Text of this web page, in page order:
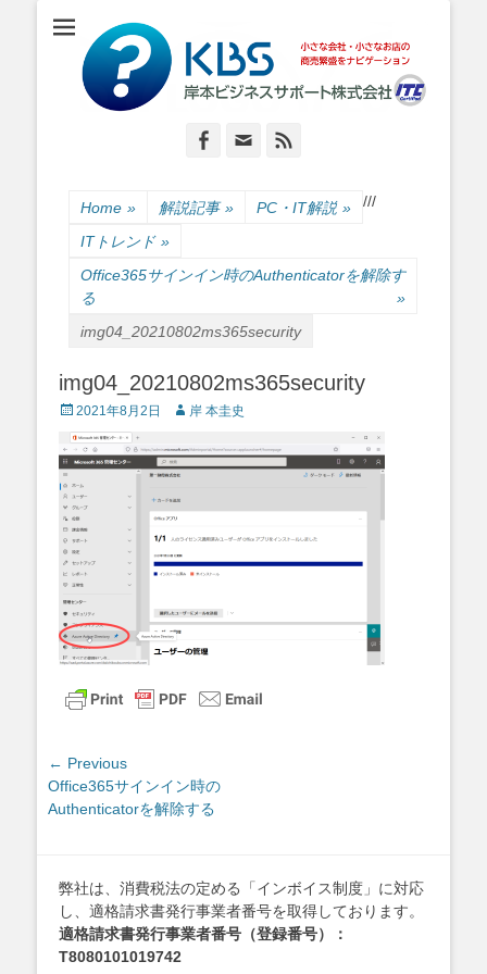
岸本ビジネスサポ
ート株式会社
小さな会社・小さなお店のIT経営をナビゲーション
Facebook
Email
Home » 解説記事 » /
PC・IT解説 » /
ITトレンド »
/
Office365サインイン時のAuthenticatorを解除す
る
»
img04_20210802ms365security
img04_20210802ms365security
Posted
on
2021年8月2日 Author
岸 本圭史
投
稿
ナ
ー
シ
ョ
← Previous
Previous
post:
Office365サインイン時の
Authenticatorを解除する
弊社は、消費税法の定める「インボイス制度」に対応
し、適格請求書発行事業者番号を取得しております。
適格請求書発行事業者番号（登録番号）：
T8080101019742